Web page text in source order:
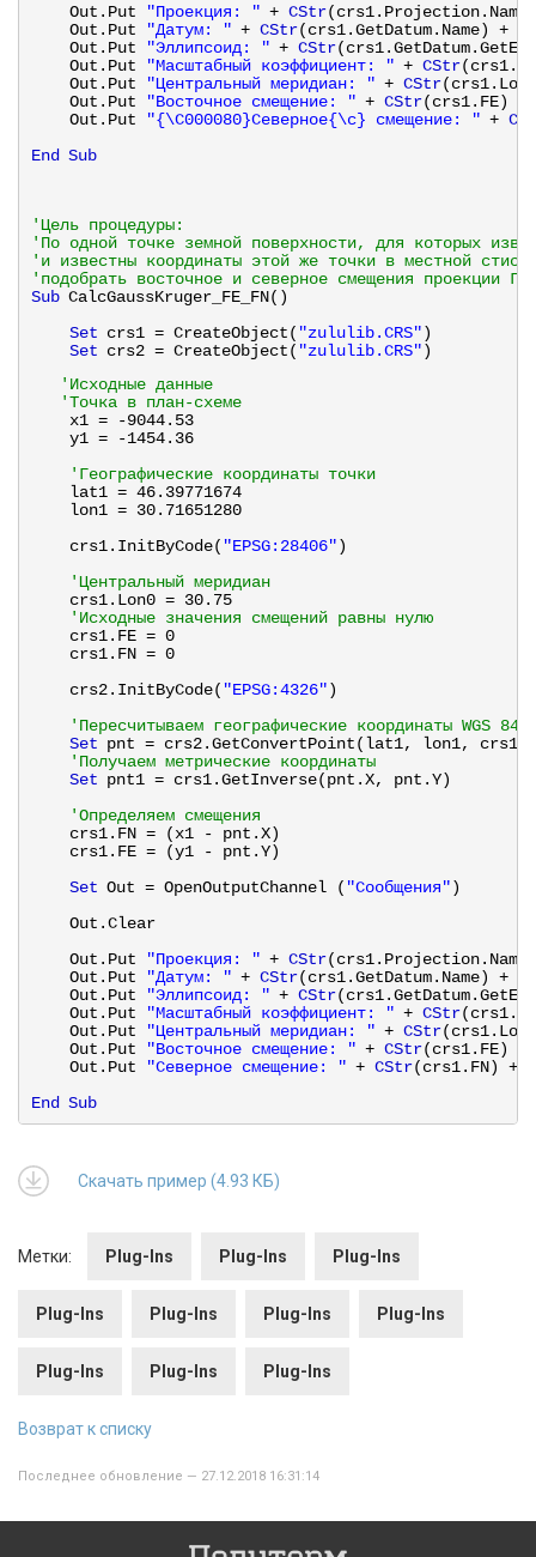
Out.Put
"Проекция: " + CStr(crs1.Projection.Name)
Out.Put
"Датум: " + CStr(crs1.GetDatum.Name) +
Out.Put
"Эллипсоид: " + CStr
Out.Put
"Масштабный коэффициент: " + CStr
Out.Put
"Центральный меридиан: " + CStr
Out.Put
"Восточное смещение: " + CStr(crs1.FE) +
Out.Put
"{\C000080}Северное{\c} смещение: " +
End Sub
'Цель процедуры:
'По одной точке земной поверхности, для которых
'и известны координаты этой же точки в местной
'подобрать восточное и северное смещения проекции
Sub CalcGaussKruger_FE_FN()
Set crs1 = CreateObject( "zululib.CRS")
Set crs2 = CreateObject( "zululib.CRS")
'Исходные данные
'Точка в план-схеме
x1 = -9044.53
y1 = -1454.36
'Географические координаты точки
lat1 = 46.39771674
lon1 = 30.71651280
crs1.InitByCode( "EPSG:28406")
'Центральный меридиан
crs1.Lon0 = 30.75
'Исходные значения смещений равны нулю
crs1.FE = 0
crs1.FN = 0
crs2.InitByCode( "EPSG:4326")
'Пересчитываем географические координаты WGS
Set pnt = crs2.GetConvertPoint(lat1, lon1, crs1)
'Получаем метрические координаты
Set pnt1 = crs1.GetInverse(pnt.X, pnt.Y)
'Определяем смещения
crs1.FN = (x1 - pnt.X)
crs1.FE = (y1 - pnt.Y)
Set Out = OpenOutputChannel ( "Сообщения")
Out.Clear
Out.Put
"Проекция: " + CStr(crs1.Projection.Name)
Out.Put
"Датум: " + CStr(crs1.GetDatum.Name) +
Out.Put
"Эллипсоид: " + CStr
Out.Put
"Масштабный коэффициент: " + CStr
Out.Put
"Центральный меридиан: " + CStr
Out.Put
"Восточное смещение: " + CStr(crs1.FE) +
Out.Put
"Северное смещение: " + CStr(crs1.FN) +
End Sub
Скачать пример (4.93 КБ)
Метки: Plug-Ins Plug-Ins Plug-Ins
Plug-Ins Plug-Ins Plug-Ins Plug-Ins
Plug-Ins Plug-Ins Plug-Ins
Возврат к списку
Последнее обновление — 27.12.2018 16:31:14